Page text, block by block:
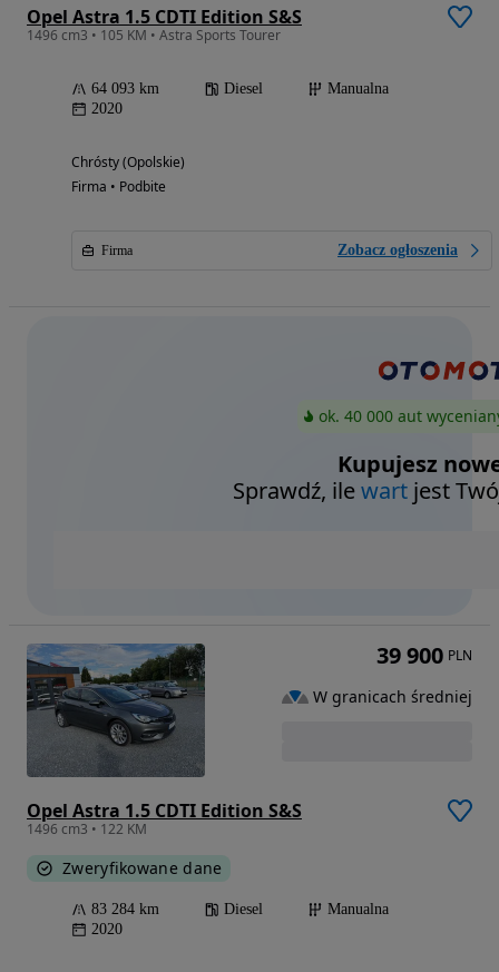
Opel Astra 1.5 CDTI Edition S&S
1496 cm3 • 105 KM • Astra Sports Tourer
64 093 km Diesel
Manualna
2020
Chrósty (Opolskie)
Firma • Podbite
Firma Zobacz ogłoszenia
ok. 40 000 aut
Kupujesz
Sprawdź, ilewart jest
Opel Astra 1.5 CDTI Edition S&S
1496 cm3 • 122 KM
Zweryfikowane dane
83 284 km Diesel
Manualna
2020
39 900 PLN
W granicach średniej